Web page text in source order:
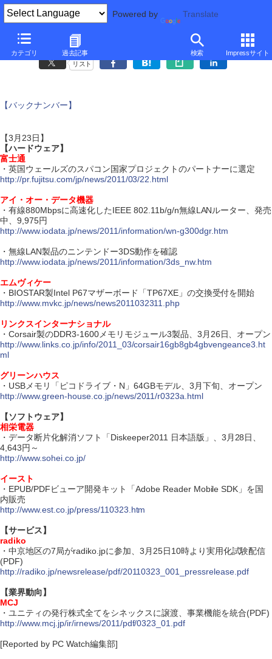
Powered by Translate
カテゴリ 過去記事 検索 Impressサイト
リスト
【バックナンバー】
【3月23日】
【ハードウェア】
富士通
・英国ウェールズのスパコン国家プロジェクトのパートナーに選定
http://pr.fujitsu.com/jp/news/2011/03/22.html
アイ・オー・データ機器
・有線880Mbpsに高速化したIEEE 802.11b/g/n無線LANルーター、発売
中、9,975円
http://www.iodata.jp/news/2011/information/wn-g300dgr.htm
・無線LAN製品のニンテンドー3DS動作を確認
http://www.iodata.jp/news/2011/information/3ds_nw.htm
エムヴィケー
・BIOSTAR製Intel P67マザーボード「TP67XE」の交換受付を開始
http://www.mvkc.jp/news/news2011032311.php
リンクスインターナショナル
・Corsair製のDDR3-1600メモリモジュール3製品、3月26日、オープン
http://www.links.co.jp/info/2011_03/corsair16gb8gb4gbvengeance3.ht
ml
グリーンハウス
・USBメモリ「ピコドライブ・N」64GBモデル、3月下旬、オープン
http://www.green-house.co.jp/news/2011/r0323a.html
【ソフトウェア】
相栄電器
・データ断片化解消ソフト「Diskeeper2011 日本語版」、3月28日、
4,643円～
http://www.sohei.co.jp/
イースト
・EPUB/PDFビューア開発キット「Adobe Reader Mobile SDK」を国
内販売
http://www.est.co.jp/press/110323.htm
【サービス】
radiko
・中京地区の7局がradiko.jpに参加、3月25日10時より実用化試験配信
(PDF)
http://radiko.jp/newsrelease/pdf/20110323_001_pressrelease.pdf
【業界動向】
MCJ
・ユニティの発行株式全てをシネックスに譲渡、事業機能を統合(PDF)
http://www.mcj.jp/ir/irnews/2011/pdf/0323_01.pdf
[Reported by PC Watch編集部]